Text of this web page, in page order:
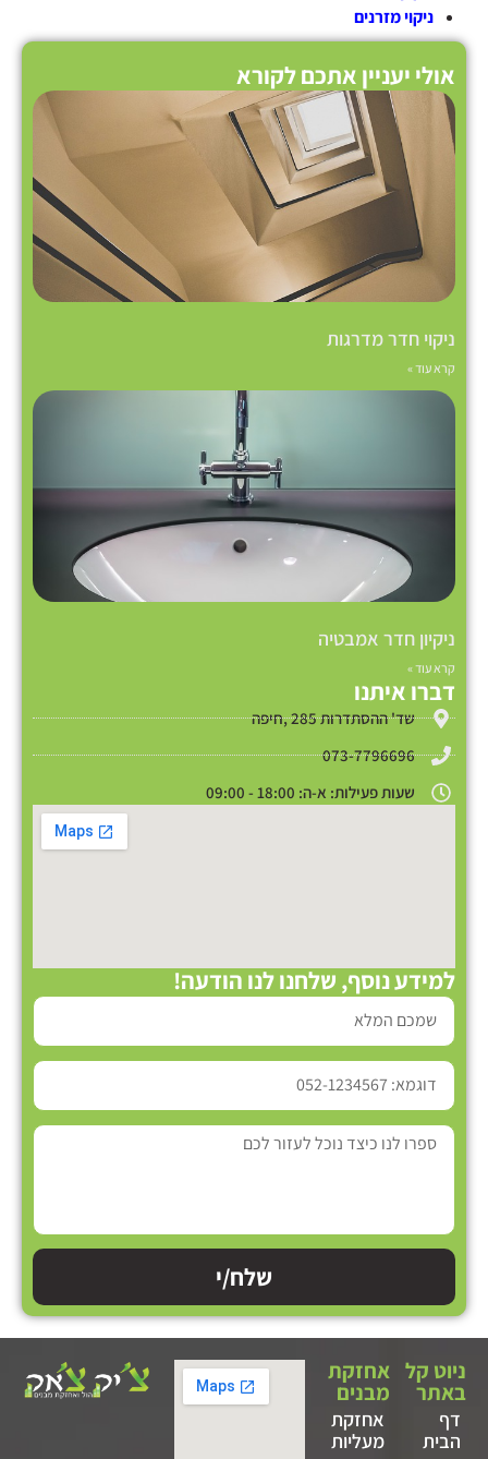
ניקוי מזרנים
אולי יעניין אתכם לקורא
ניקוי חדר מדרגות
קרא עוד »
ניקיון חדר אמבטיה
קרא עוד »
דברו איתנו
שד' ההסתדרות 285 ,חיפה
073-7796696
שעות פעילות: א-ה: 18:00 - 09:00
למידע נוסף, שלחנו לנו הודעה!
שלח/י
ניוט קל
באתר
דף
הבית
אחזקת
מבנים
אחזקת
מעליות